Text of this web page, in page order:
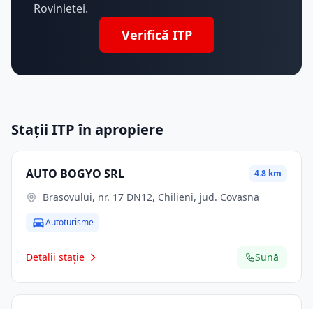
Rovinietei.
Verifică ITP
Stații ITP în apropiere
AUTO BOGYO SRL 4.8 km
Brasovului, nr. 17 DN12, Chilieni, jud. Covasna
Autoturisme
Detalii stație Sună